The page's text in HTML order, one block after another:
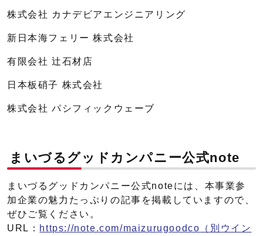
株式会社 カナデビアエンジニアリング
新日本海フェリー 株式会社
有限会社 辻石材店
日本板硝子 株式会社
株式会社 パシフィックウェーブ
まいづるグッドカンパニー公式note
まいづるグッドカンパニー公式noteには、本事業参
加企業の魅力たっぷりの記事を掲載していますので、
ぜひご覧ください。
URL： https://note.com/maizurugoodco （別ウイン